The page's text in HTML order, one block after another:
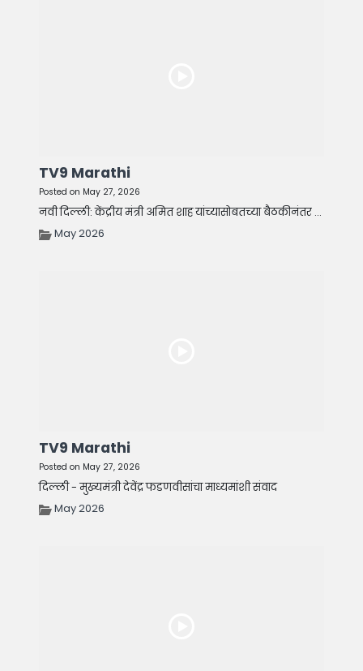
TV9 Marathi
Posted on May 27, 2026
नवी दिल्ली: केंद्रीय मंत्री अमित शाह यांच्यासोबतच्या बैठकीनंतर ...
May 2026
TV9 Marathi
Posted on May 27, 2026
दिल्ली - मुख्यमंत्री देवेंद्र फडणवीसांचा माध्यमांशी संवाद
May 2026